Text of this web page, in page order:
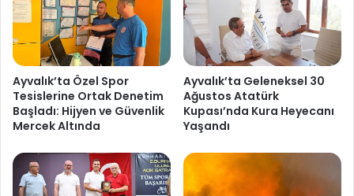
Ayvalık’ta Özel Spor
Tesislerine Ortak Denetim
Başladı: Hijyen ve Güvenlik
Mercek Altında
Ayvalık’ta Geleneksel 30
Ağustos Atatürk
Kupası’nda Kura Heyecanı
Yaşandı